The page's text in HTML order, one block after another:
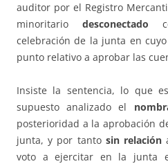
auditor por el Registro
minoritario desconectado
celebración de la junta en
punto relativo a aprobar las
Insiste la sentencia, lo que
supuesto analizado el
posterioridad a la aprobación
junta, y por tanto sin relación
voto a ejercitar en la junta